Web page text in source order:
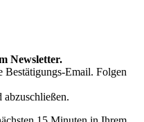
Newsletter.
Bestätigungs-Email. Folgen
abzuschließen.